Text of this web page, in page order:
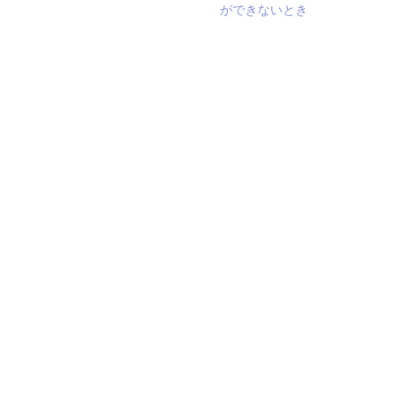
ができないとき